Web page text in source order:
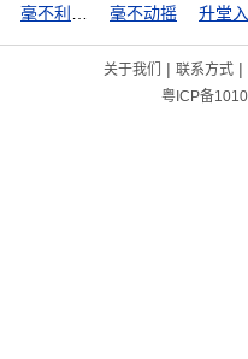
毫不动摇 升堂
关于我们 | 联系方式|
粤ICP备